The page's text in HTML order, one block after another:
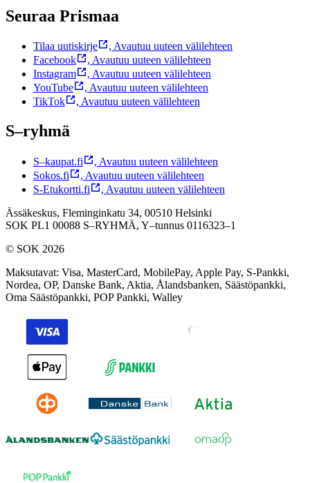
Seuraa Prismaa
Tilaa uutiskirje , Avautuu uuteen välilehteen
Facebook
, Avautuu uuteen välilehteen
Instagram
, Avautuu uuteen välilehteen
YouTube
, Avautuu uuteen välilehteen
TikTok
, Avautuu uuteen välilehteen
S–ryhmä
S–kaupat.fi , Avautuu uuteen välilehteen
Sokos.fi
, Avautuu uuteen välilehteen
S-Etukortti.fi
, Avautuu uuteen välilehteen
Ässäkeskus, Fleminginkatu 34, 00510 Helsinki
SOK PL1 00088 S–RYHMÄ, Y–tunnus 0116323–1
© SOK 2026
Maksutavat: Visa, MasterCard, MobilePay, Apple Pay, S-Pankki,
Nordea, OP, Danske Bank, Aktia, Ålandsbanken, Säästöpankki,
Oma Säästöpankki, POP Pankki, Walley